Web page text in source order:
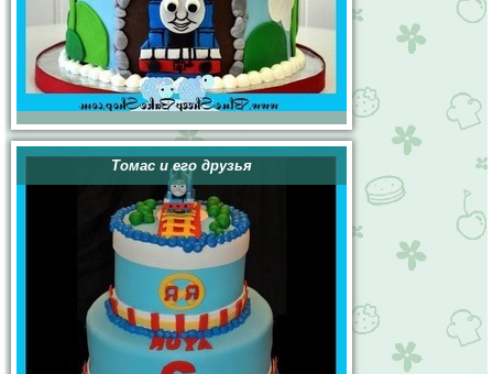
Томас и его друзья